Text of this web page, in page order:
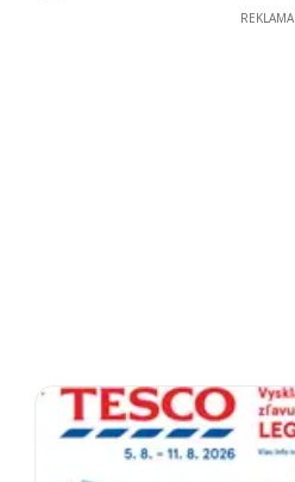
REKLAMA